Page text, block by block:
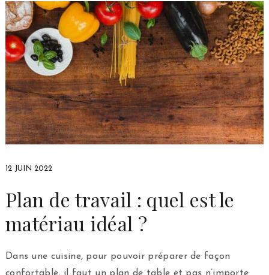
12 JUIN 2022
Plan de travail : quel est le
matériau idéal ?
Dans une cuisine, pour pouvoir préparer de façon
confortable, il faut un plan de table et pas n’importe